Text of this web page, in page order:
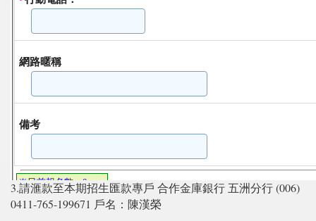
3.請滙款至本期招生匯款專戶 合作金庫銀行 五洲分行 (006)
0411-765-199671 戶名：陳漢榮